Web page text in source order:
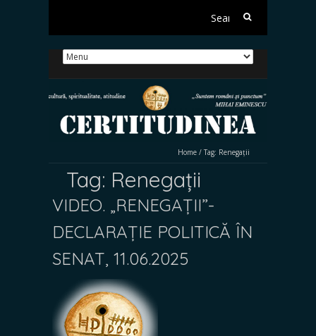
Search
Home / Tag: Renegații
Tag: Renegații
VIDEO. „RENEGAȚII”-
DECLARAȚIE POLITICĂ ÎN
SENAT, 11.06.2025